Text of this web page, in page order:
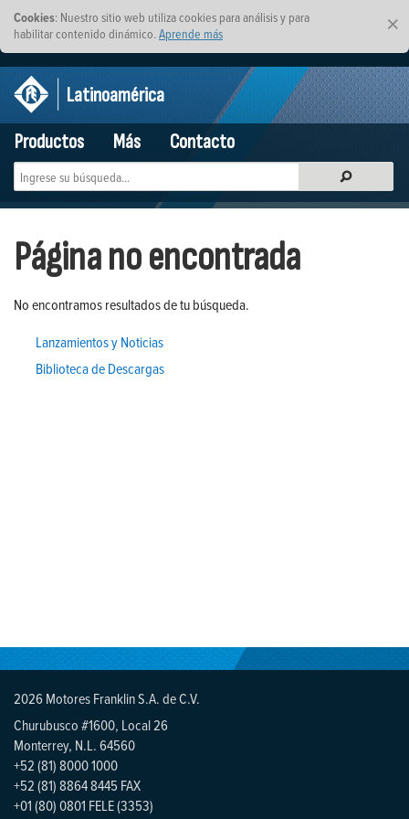
×
Cookies: Nuestro sitio web utiliza cookies para análisis y para
habilitar contenido dinámico. Aprende más
Latinoamérica
Productos
Más Contacto
Página no encontrada
No encontramos resultados de tu búsqueda.
Lanzamientos y Noticias
Biblioteca de Descargas
2026 Motores Franklin S.A. de C.V.
Churubusco #1600, Local 26
Monterrey, N.L. 64560
+52 (81) 8000 1000
+52 (81) 8864 8445 FAX
+01 (80) 0801 FELE (3353)